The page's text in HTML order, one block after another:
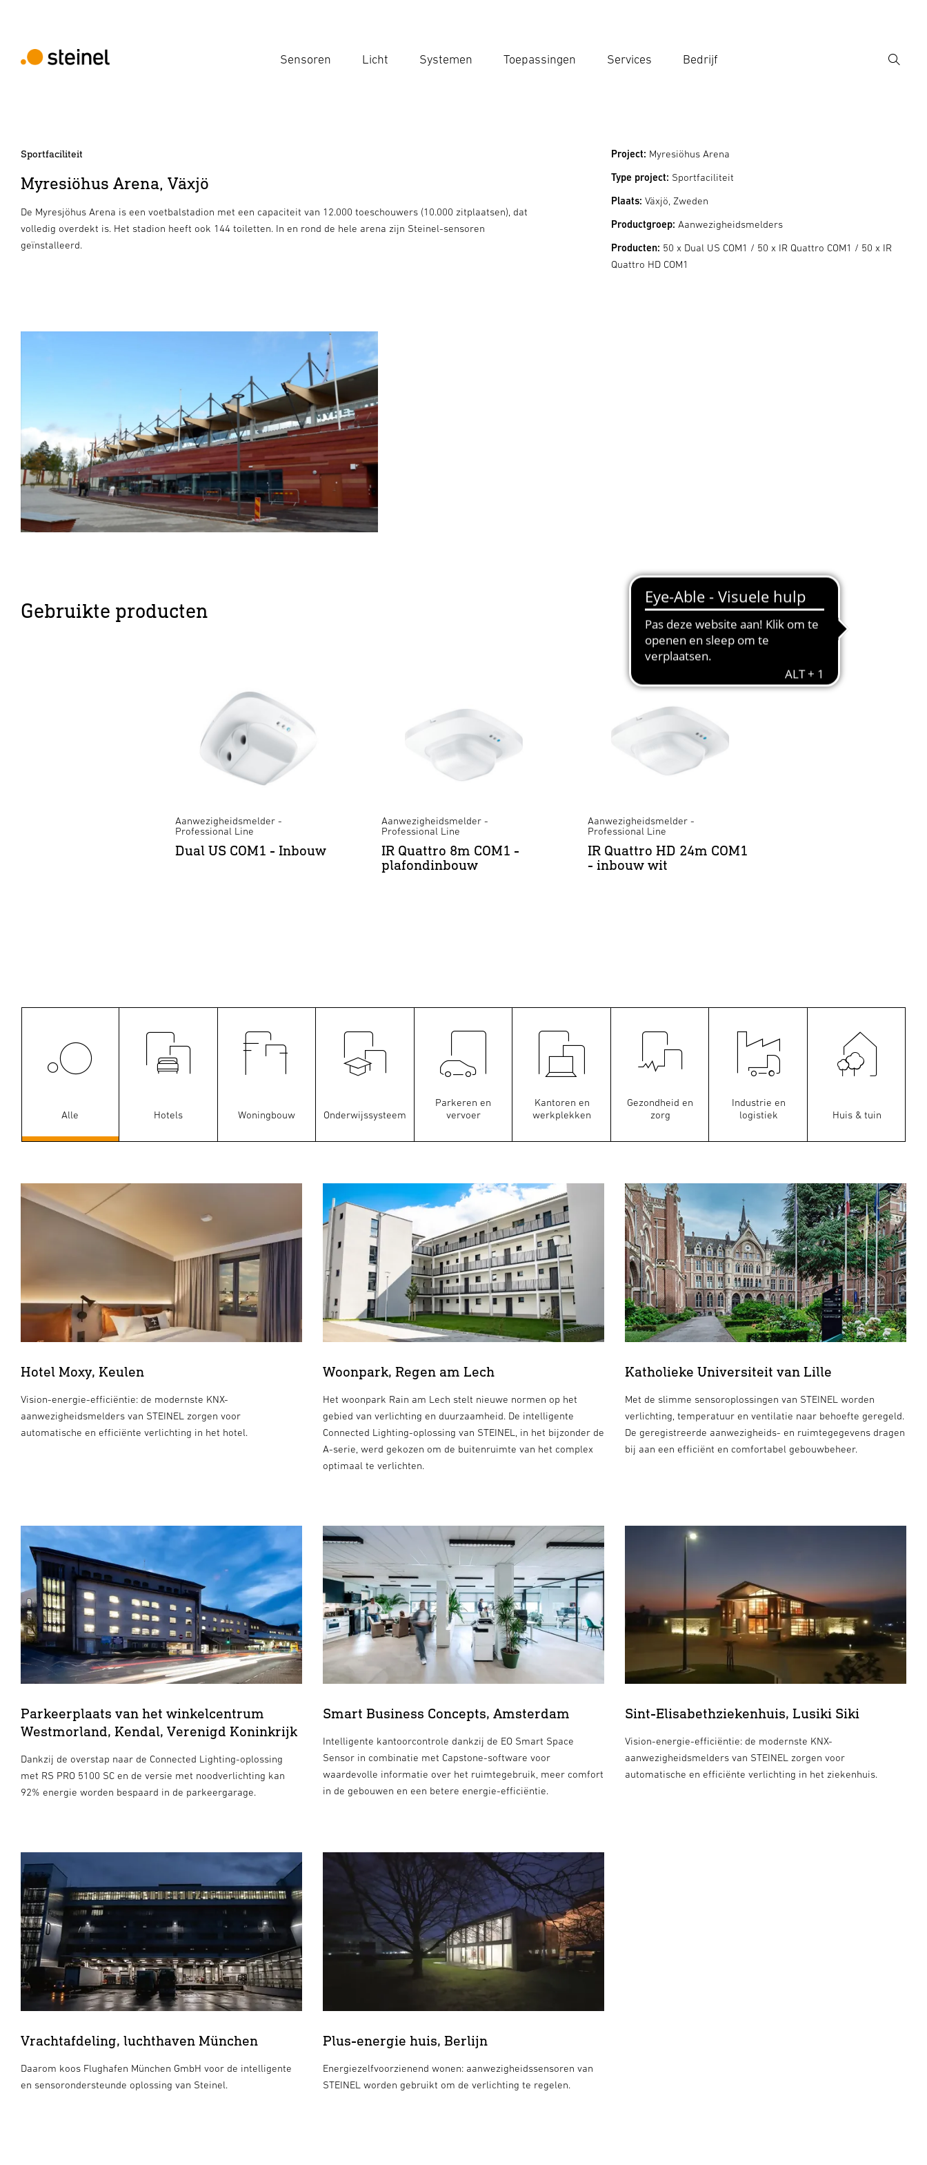
Sensoren Licht Systemen Toepassingen Services Bedrijf
Zoek
Sportfaciliteit
Myresiöhus Arena, Växjö
De Myresjöhus Arena is een voetbalstadion met een capaciteit van 12.000 toeschouwers (10.000 zitplaatsen), dat
volledig overdekt is. Het stadion heeft ook 144 toiletten. In en rond de hele arena zijn Steinel-sensoren
geïnstalleerd.
Project: Myresiöhus Arena
Type project: Sportfaciliteit
Plaats:Växjö, Zweden
Productgroep: Aanwezigheidsmelders
Producten: 50 x Dual US COM1 / 50 x IR Quattro COM1 / 50 x IR
Quattro HD COM1
Gebruikte producten
Aanwezigheidsmelder -
Professional Line
Dual US COM1 - Inbouw
Aanwezigheidsmelder -
Professional Line
IR Quattro 8m COM1 -
plafondinbouw
Aanwezigheidsmelder -
Professional Line
IR Quattro HD 24m COM1
- inbouw wit
Alle Hotels Woningbouw Onderwijssysteem
Parkeren en
vervoer
Kantoren en
werkplekken
Gezondheid en
zorg
Industrie en
logistiek
Huis & tuin
Hotel Moxy, Keulen
Vision-energie-efficiëntie: de modernste KNX-
aanwezigheidsmelders van STEINEL zorgen voor
automatische en efficiënte verlichting in het hotel.
Woonpark, Regen am Lech
Het woonpark Rain am Lech stelt nieuwe normen op het
gebied van verlichting en duurzaamheid. De intelligente
Connected Lighting-oplossing van STEINEL, in het bijzonder de
A-serie, werd gekozen om de buitenruimte van het complex
optimaal te verlichten.
Katholieke Universiteit van Lille
Met de slimme sensoroplossingen van STEINEL worden
verlichting, temperatuur en ventilatie naar behoefte geregeld.
De geregistreerde aanwezigheids- en ruimtegegevens dragen
bij aan een efficiënt en comfortabel gebouwbeheer.
Parkeerplaats van het winkelcentrum
Westmorland, Kendal, Verenigd Koninkrijk
Dankzij de overstap naar de Connected Lighting-oplossing
met RS PRO 5100 SC en de versie met noodverlichting kan
92% energie worden bespaard in de parkeergarage.
Smart Business Concepts, Amsterdam
Intelligente kantoorcontrole dankzij de EO Smart Space
Sensor in combinatie met Capstone-software voor
waardevolle informatie over het ruimtegebruik, meer comfort
in de gebouwen en een betere energie-efficiëntie.
Sint-Elisabethziekenhuis, Lusiki Siki
Vision-energie-efficiëntie: de modernste KNX-
aanwezigheidsmelders van STEINEL zorgen voor
automatische en efficiënte verlichting in het ziekenhuis.
Vrachtafdeling, luchthaven München
Daarom koos Flughafen München GmbH voor de intelligente
en sensorondersteunde oplossing van Steinel.
Plus-energie huis, Berlijn
Energiezelfvoorzienend wonen: aanwezigheidssensoren van
STEINEL worden gebruikt om de verlichting te regelen.